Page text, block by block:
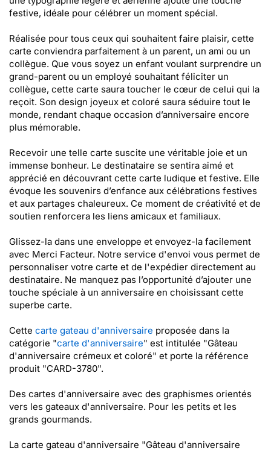
festive, idéale pour célébrer un moment spécial.
Réalisée pour tous ceux qui souhaitent faire plaisir, cette
carte conviendra parfaitement à un parent, un ami ou un
collègue. Que vous soyez un enfant voulant surprendre un
grand-parent ou un employé souhaitant féliciter un
collègue, cette carte saura toucher le cœur de celui qui la
reçoit. Son design joyeux et coloré saura séduire tout le
monde, rendant chaque occasion d’anniversaire encore
plus mémorable.
Recevoir une telle carte suscite une véritable joie et un
immense bonheur. Le destinataire se sentira aimé et
apprécié en découvrant cette carte ludique et festive. Elle
évoque les souvenirs d’enfance aux célébrations festives
et aux partages chaleureux. Ce moment de créativité et de
soutien renforcera les liens amicaux et familiaux.
Glissez-la dans une enveloppe et envoyez-la facilement
avec Merci Facteur. Notre service d'envoi vous permet de
personnaliser votre carte et de l'expédier directement au
destinataire. Ne manquez pas l’opportunité d’ajouter une
touche spéciale à un anniversaire en choisissant cette
superbe carte.
Cette carte gateau d'anniversaire proposée dans la
catégorie "carte d'anniversaire" est intitulée "Gâteau
d'anniversaire crémeux et coloré" et porte la référence
produit "CARD-3780".
Des cartes d'anniversaire avec des graphismes orientés
vers les gateaux d'anniversaire. Pour les petits et les
grands gourmands.
La carte gateau d'anniversaire "Gâteau d'anniversaire